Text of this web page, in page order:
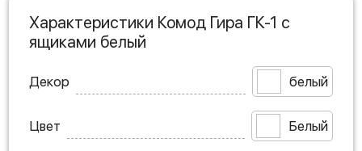
Характеристики Комод Гира ГК-1 с
ящиками белый
Декор белый
Цвет Белый